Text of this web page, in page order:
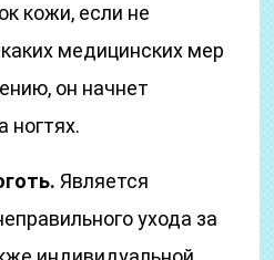
кожи, если не
медицинских мер
он начнет
ногтях.
Является
ухода за